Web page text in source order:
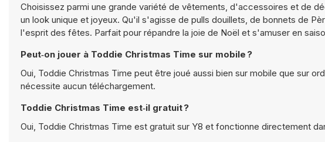
Choisissez parmi une grande variété de vêtements, d'accessoires et de
un look unique et joyeux. Qu'il s'agisse de pulls douillets, de bonnets de
l'esprit des fêtes. Parfait pour répandre la joie de Noël et s'amuser en
Peut‑on jouer à Toddie Christmas Time sur mobile ?
Oui, Toddie Christmas Time peut être joué aussi bien sur mobile que sur
nécessite aucun téléchargement.
Toddie Christmas Time est‑il gratuit ?
Oui, Toddie Christmas Time est gratuit sur Y8 et fonctionne directement